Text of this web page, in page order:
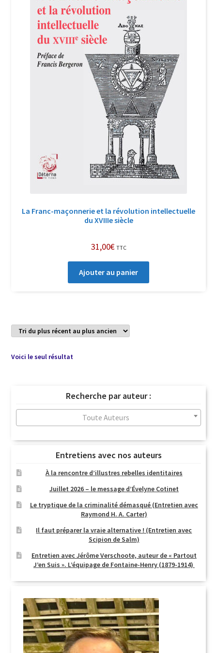
Login Customizer
Newsletter
Nous Contacter
Panier
Politique de confidentialité et cookies
La Franc-maçonnerie et la révolution intellectuelle
du XVIIIe siècle
31,00€ TTC
Ajouter au panier
Voici le seul résultat
Recherche par auteur :
Toute Auteurs
Entretiens avec nos auteurs
À la rencontre d’illustres rebelles identitaires
Juillet 2026 – le message d’Évelyne Cotinet
Le tryptique de la criminalité démasqué (Entretien avec
Raymond H. A. Carter)
Il faut préparer la vraie alternative ! (Entretien avec
Scipion de Salm)
Entretien avec Jérôme Verschoote, auteur de « Partout
J’en Suis ». L’équipage de Fontaine-Henry (1879-1914)